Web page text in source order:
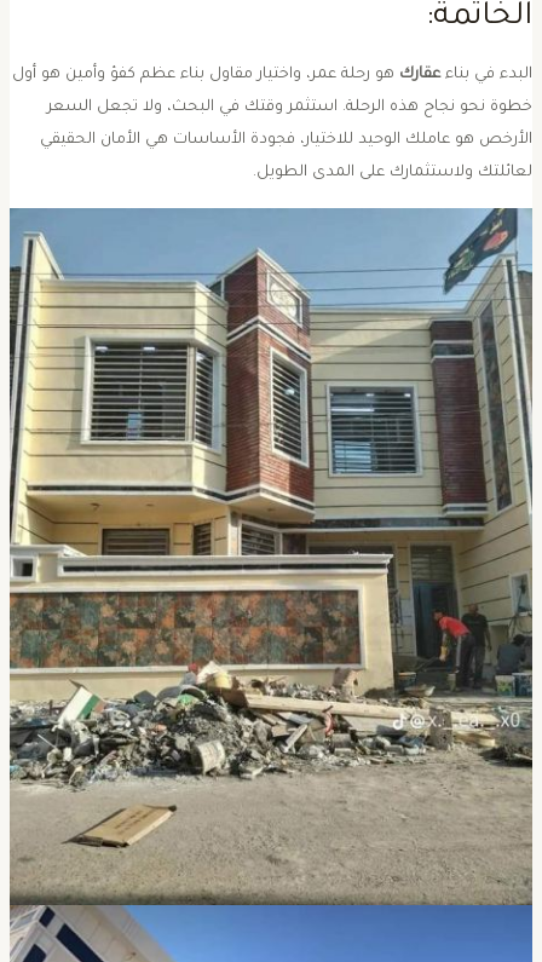
في بناءعقاركهو رحلة عمر، واختيار مقاول بناء عظم كفؤ وأمين هو أول
نحو نجاح هذه الرحلة. استثمر وقتك في البحث، ولا تجعل السعر
هو عاملك الوحيد للاختيار، فجودة الأساسات هي الأمان الحقيقي
ولاستثمارك على المدى الطويل.